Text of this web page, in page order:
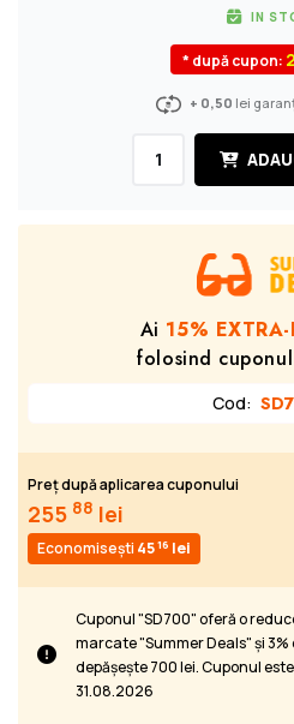
IN
* după cupon:
+ 0,50 lei
Ai 15% EXTRA-
folosind
Cod:
Preț după aplicarea cuponului
255 88 lei
Economisești 4516 lei
Cuponul "SD700" oferă o
marcate "Summer Deals" și
depășește 700 lei. Cuponul
31.08.2026